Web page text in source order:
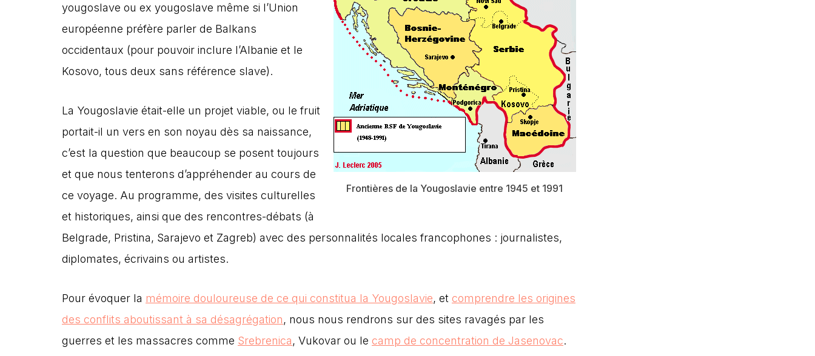
Frontières de la Yougoslavie entre 1945 et 1991
yougoslave ou ex yougoslave même si l’Union
européenne préfère parler de Balkans
occidentaux (pour pouvoir inclure l’Albanie et le
Kosovo, tous deux sans référence slave).
La Yougoslavie était-elle un projet viable, ou le fruit
portait-il un vers en son noyau dès sa naissance,
c’est la question que beaucoup se posent toujours
et que nous tenterons d’appréhender au cours de
ce voyage. Au programme, des visites culturelles
et historiques, ainsi que des rencontres-débats (à
Belgrade, Pristina, Sarajevo et Zagreb) avec des personnalités locales francophones : journalistes,
diplomates, écrivains ou artistes.
Pour évoquer la mémoire douloureuse de ce qui constitua la Yougoslavie, et comprendre les origines
des conflits aboutissant à sa désagrégation, nous nous rendrons sur des sites ravagés par les
guerres et les massacres comme Srebrenica, Vukovar ou le camp de concentration de Jasenovac.